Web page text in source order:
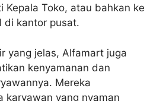
Kepala Toko, atau bahkan ke
di kantor pusat.
yang jelas, Alfamart juga
kenyamanan dan
Mereka
karyawan yang nyaman